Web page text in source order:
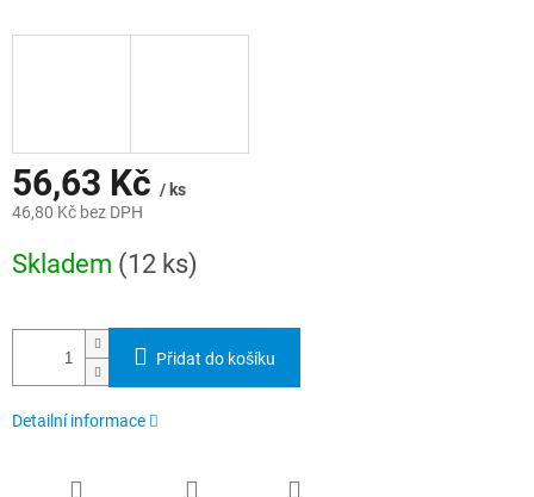
56,63 Kč / ks
46,80 Kč bez DPH
cena:
Skladem (12 ks)
Přidat do košíku
Detailní informace